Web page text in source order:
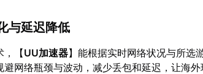
与延迟降低
，【UU加速器】能根据实时网络状况与所选
避网络瓶颈与波动，减少丢包和延迟，让海